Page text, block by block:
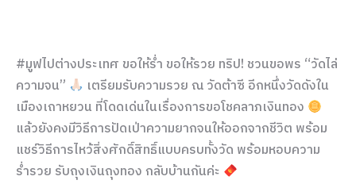
#มูฟไปต่างประเทศ ขอให้ร่ำ ขอให้รวย ทริป! ชวนขอพร “วัดไล่
ความจน”
เตรียมรับความรวย ณ วัดต้าซี อีกหนึ่งวัดดังใน
เมืองเถาหยวน ที่โดดเด่นในเรื่องการขอโชคลาภเงินทอง
แล้วยังคงมีวิธีการปัดเป่าความยากจนให้ออกจากชีวิต พร้อม
แชร์วิธีการไหว้สิ่งศักดิ์สิทธิ์แบบครบทั้งวัด พร้อมหอบความ
ร่ำรวย รับถุงเงินถุงทอง กลับบ้านกันค่ะ